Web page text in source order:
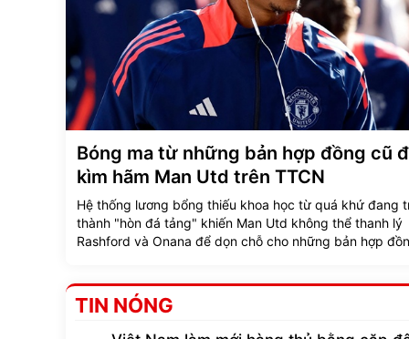
Bóng ma từ những bản hợp đồng cũ
kìm hãm Man Utd trên TTCN
Hệ thống lương bổng thiếu khoa học từ quá khứ đang
thành "hòn đá tảng" khiến Man Utd không thể thanh lý
Rashford và Onana để dọn chỗ cho những bản hợp
TIN NÓNG